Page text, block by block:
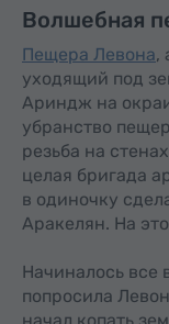
Волшебная
Пещера Левона,
уходящий под
Ариндж на
убранство
резьба на
целая бригада
в одиночку
Аракелян. На
Начиналось все
попросила